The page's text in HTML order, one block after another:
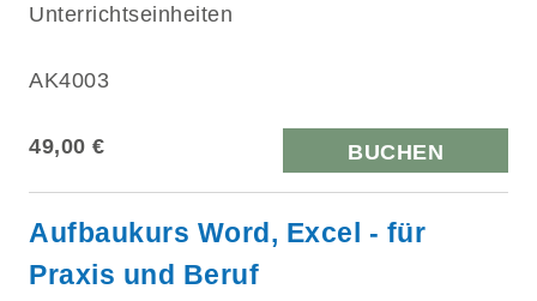
Unterrichtseinheiten
AK4003
49,00 € BUCHEN
Aufbaukurs Word, Excel - für
Praxis und Beruf